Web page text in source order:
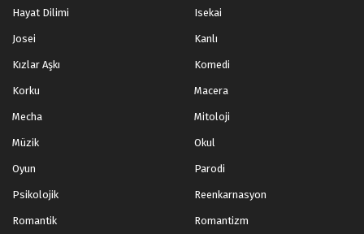
Hayat Dilimi Isekai
Josei Kanlı
Kızlar Aşkı Komedi
Korku Macera
Mecha Mitoloji
Müzik Okul
Oyun Parodi
Psikolojik Reenkarnasyon
Romantik Romantizm